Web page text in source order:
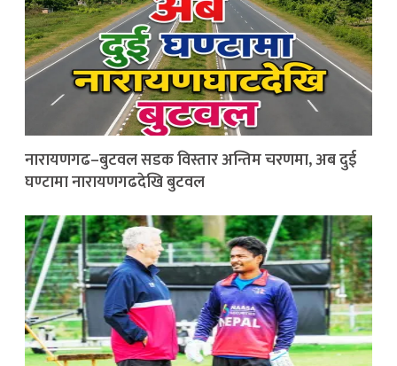
नारायणगढ–बुटवल सडक विस्तार अन्तिम चरणमा, अब दुई
घण्टामा नारायणगढदेखि बुटवल